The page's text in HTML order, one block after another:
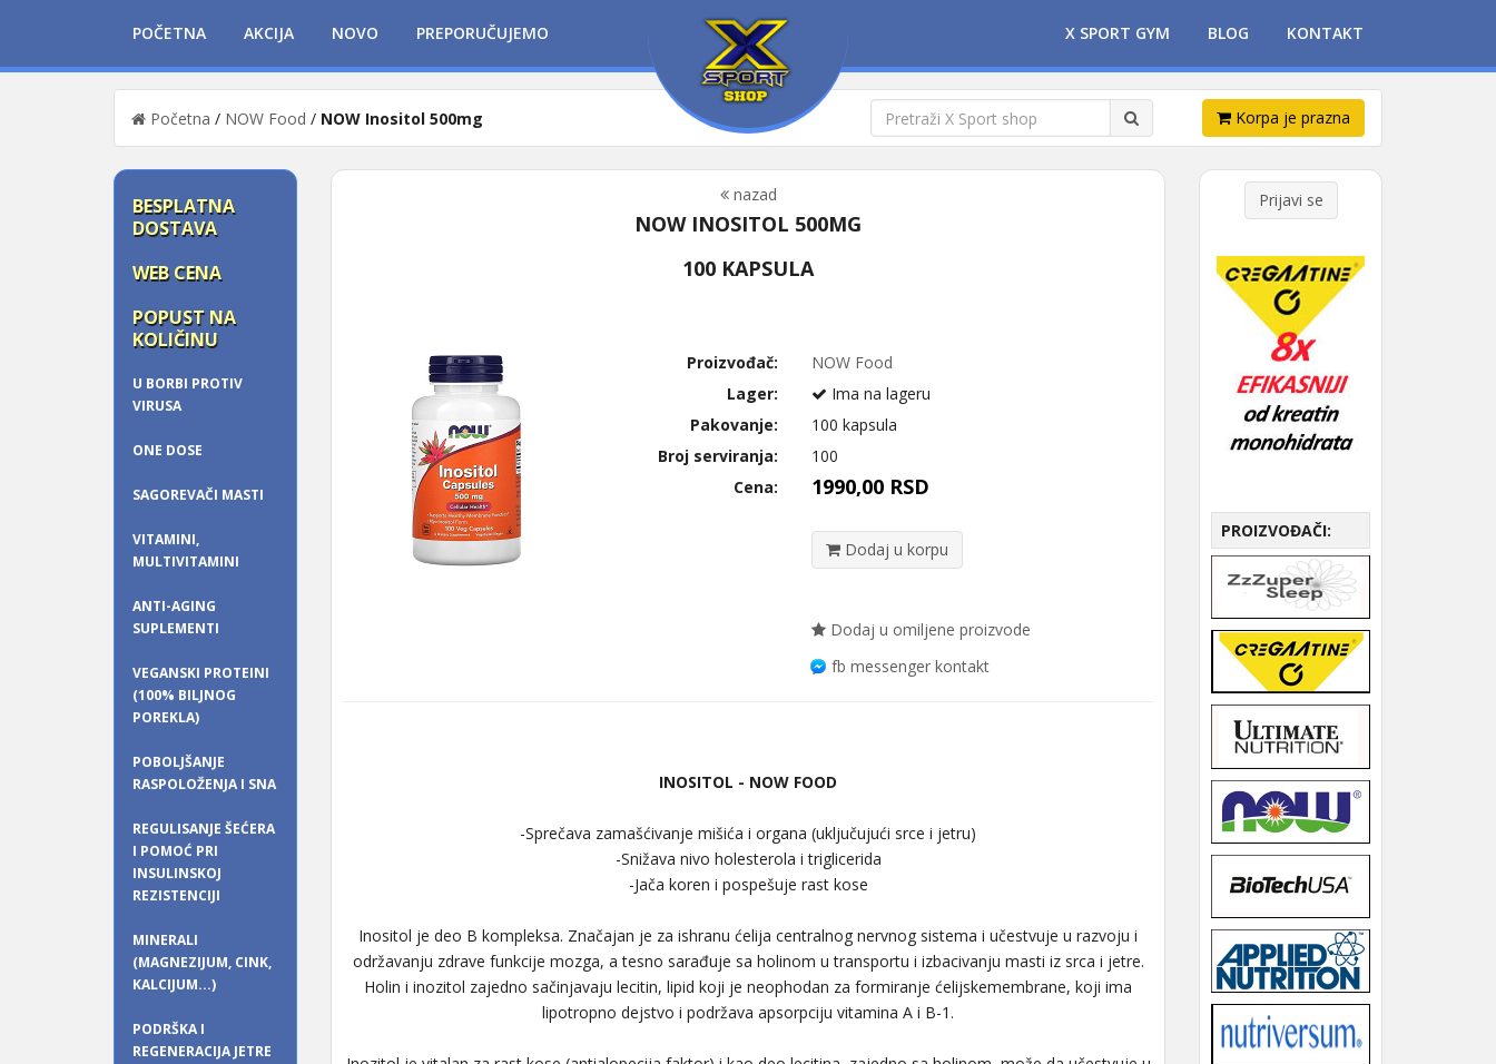
POČETNA AKCIJA NOVO PREPORUČUJEMO X SPORT GYM BLOG KONTAKT
Početna / NOW Food / NOW Inositol 500mg Korpa je prazna
BESPLATNA
DOSTAVA
WEB CENA
POPUST NA
KOLIČINU
U BORBI PROTIV
VIRUSA
ONE DOSE
SAGOREVAČI MASTI
VITAMINI,
MULTIVITAMINI
ANTI-AGING
SUPLEMENTI
VEGANSKI PROTEINI
(100% BILJNOG
POREKLA)
POBOLJŠANJE
RASPOLOŽENJA I SNA
REGULISANJE ŠEĆERA
I POMOĆ PRI
INSULINSKOJ
REZISTENCIJI
MINERALI
(MAGNEZIJUM, CINK,
KALCIJUM...)
PODRŠKA I
REGENERACIJA JETRE
nazad
NOW INOSITOL 500MG
100 KAPSULA
Proizvođač:
NOW Food
Lager:
Ima na lageru
Pakovanje:
100 kapsula
Broj serviranja:
100
Cena:
1990,00 RSD
Dodaj u korpu
Dodaj u omiljene proizvode
fb messenger kontakt
INOSITOL - NOW FOOD
-Sprečava zamašćivanje mišića i organa (uključujući srce i jetru)
-Snižava nivo holesterola i triglicerida
-Jača koren i pospešuje rast kose
Inositol je deo B kompleksa. Značajan je za ishranu ćelija centralnog nervnog sistema i učestvuje u razvoju i
održavanju zdrave funkcije mozga, a tesno sarađuje sa holinom u transportu i izbacivanju masti iz srca i jetre.
Holin i inozitol zajedno sačinjavaju lecitin, lipid koji je neophodan za formiranje ćelijskemembrane, koji ima
lipotropno dejstvo i podržava apsorpciju vitamina A i B-1.
Prijavi se
PROIZVOĐAČI: